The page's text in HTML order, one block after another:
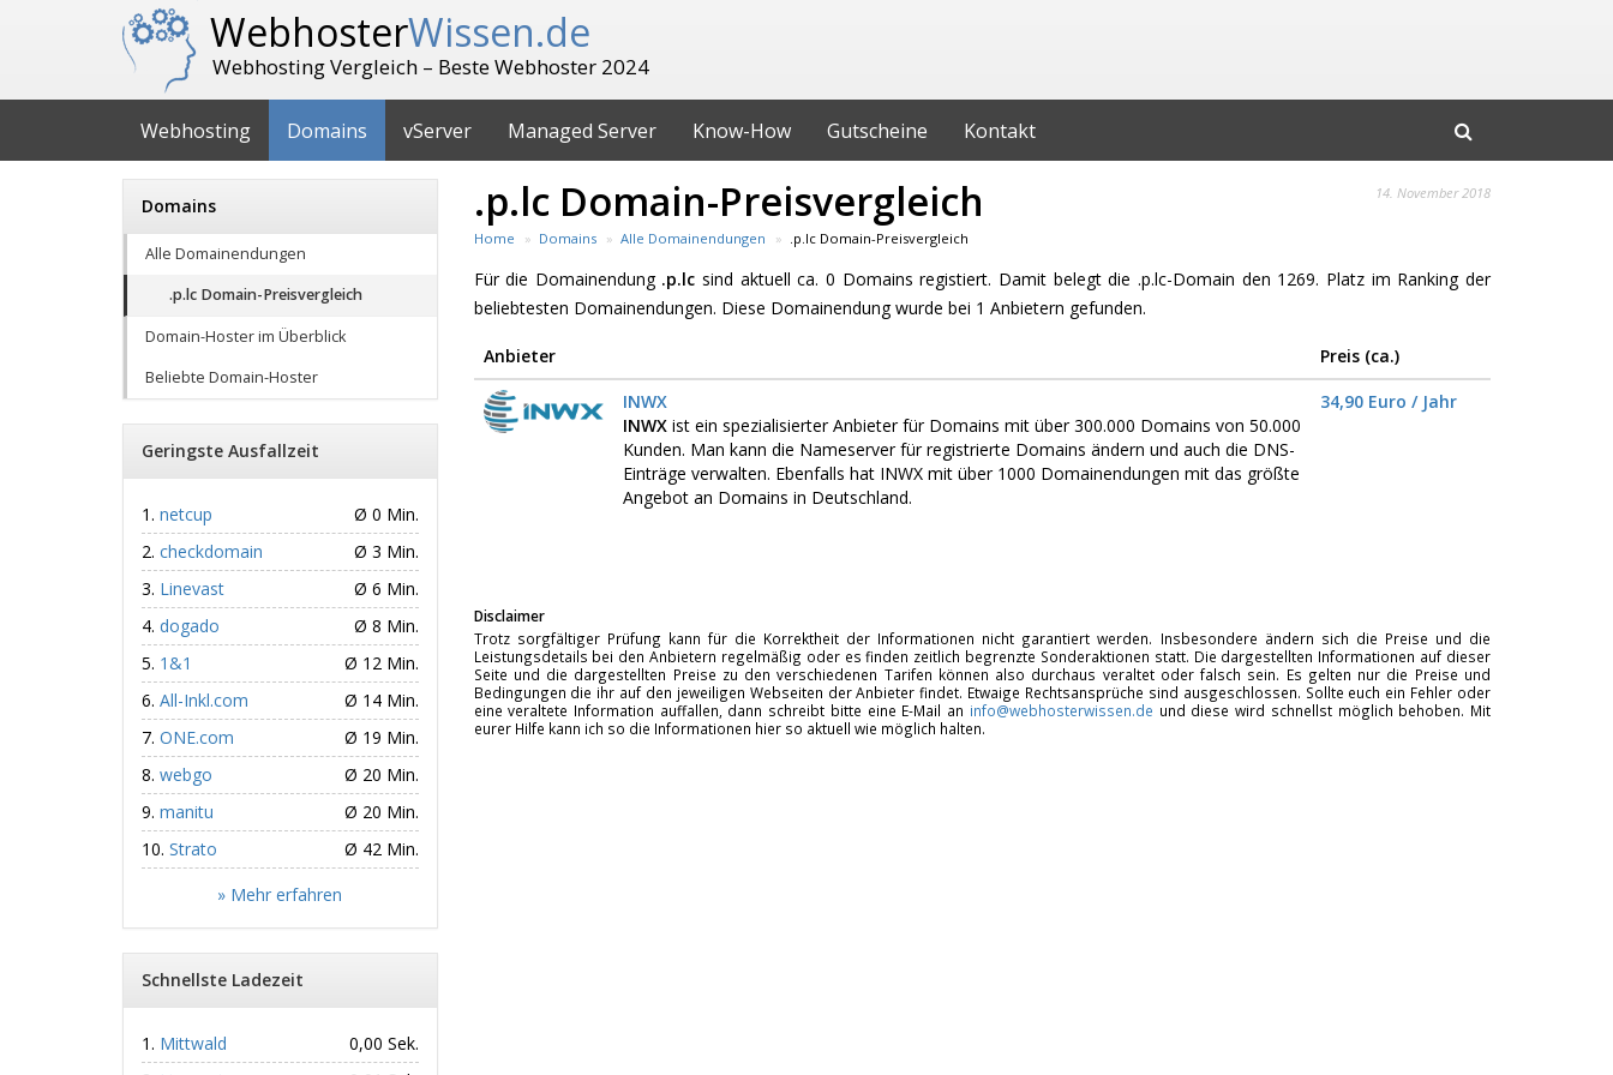
WebhosterWissen.de
Webhosting Vergleich – Beste Webhoster 2024
Webhosting Domains vServer Managed Server Know-How Gutscheine Kontakt
14. November 2018
.p.lc Domain-Preisvergleich
Home Domains Alle Domainendungen .p.lc Domain-Preisvergleich
Für die Domainendung .p.lc sind aktuell ca. 0 Domains registiert. Damit belegt die .p.lc-Domain den 1269. Platz im Ranking der
beliebtesten Domainendungen. Diese Domainendung wurde bei 1 Anbietern gefunden.
Anbieter
Preis (ca.)
INWX
INWXist ein spezialisierter Anbieter für Domains mit über 300.000 Domains von 50.000
Kunden. Man kann die Nameserver für registrierte Domains ändern und auch die DNS-
Einträge verwalten. Ebenfalls hat INWX mit über 1000 Domainendungen mit das größte
Angebot an Domains in Deutschland.
34,90 Euro / Jahr
Disclaimer
Trotz sorgfältiger Prüfung kann für die Korrektheit der Informationen nicht garantiert werden. Insbesondere ändern sich die Preise und die
Leistungsdetails bei den Anbietern regelmäßig oder es finden zeitlich begrenzte Sonderaktionen statt. Die dargestellten Informationen auf dieser
Seite und die dargestellten Preise zu den verschiedenen Tarifen können also durchaus veraltet oder falsch sein. Es gelten nur die Preise und
Bedingungen die ihr auf den jeweiligen Webseiten der Anbieter findet. Etwaige Rechtsansprüche sind ausgeschlossen. Sollte euch ein Fehler oder
eine veraltete Information auffallen, dann schreibt bitte eine E-Mail an info@webhosterwissen.de und diese wird schnellst möglich behoben. Mit
eurer Hilfe kann ich so die Informationen hier so aktuell wie möglich halten.
Domains
Alle Domainendungen
.p.lc Domain-Preisvergleich
Domain-Hoster im Überblick
Beliebte Domain-Hoster
Geringste Ausfallzeit
netcup
Ø 0 Min.
checkdomain
Ø 3 Min.
Linevast
Ø 6 Min.
dogado
Ø 8 Min.
1&1
Ø 12 Min.
All-Inkl.com
Ø 14 Min.
ONE.com
Ø 19 Min.
webgo
Ø 20 Min.
manitu
Ø 20 Min.
Strato
Ø 42 Min.
» Mehr erfahren
Schnellste Ladezeit
Mittwald
0,00 Sek.